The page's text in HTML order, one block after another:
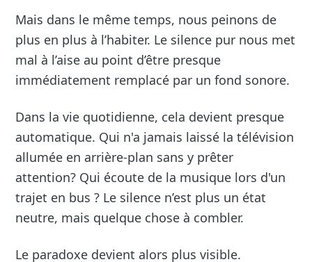
Mais dans le même temps, nous peinons de
plus en plus à l’habiter. Le silence pur nous met
mal à l’aise au point d’être presque
immédiatement remplacé par un fond sonore.
Dans la vie quotidienne, cela devient presque
automatique. Qui n'a jamais laissé la télévision
allumée en arrière-plan sans y prêter
attention? Qui écoute de la musique lors d'un
trajet en bus ? Le silence n’est plus un état
neutre, mais quelque chose à combler.
Le paradoxe devient alors plus visible.